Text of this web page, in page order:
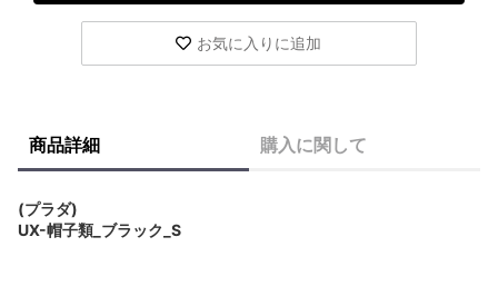
お気に入りに追加
商品詳細 購入に関して
(プラダ)
UX-帽子類_ブラック_S